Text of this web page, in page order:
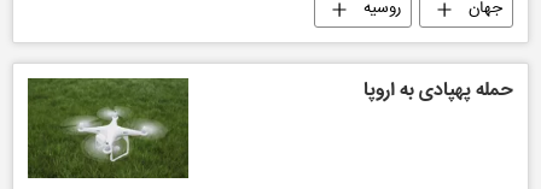
جهان روسیه
حمله پهپادی به اروپا